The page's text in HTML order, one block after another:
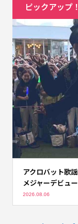
ピックアップ！
アクロバット歌
メジャーデビュ
2026.08.06